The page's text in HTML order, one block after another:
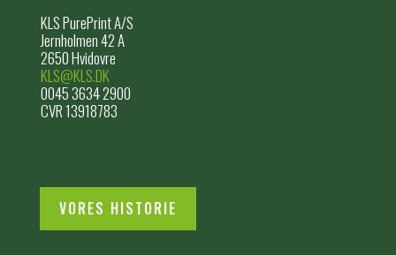
KLS PurePrint A/S
Jernholmen 42 A
2650 Hvidovre
KLS@KLS.DK
0045 3634 2900
CVR 13918783
VORES HISTORIE